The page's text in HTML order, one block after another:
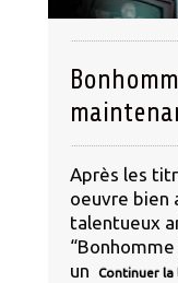
Après les
oeuvre bien
talentueux
un
Continuer la